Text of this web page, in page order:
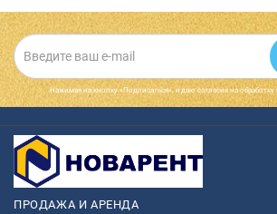
Нажимая на кнопку «Подписаться», я даю cогласие на
ПРОДАЖА И АРЕНДА